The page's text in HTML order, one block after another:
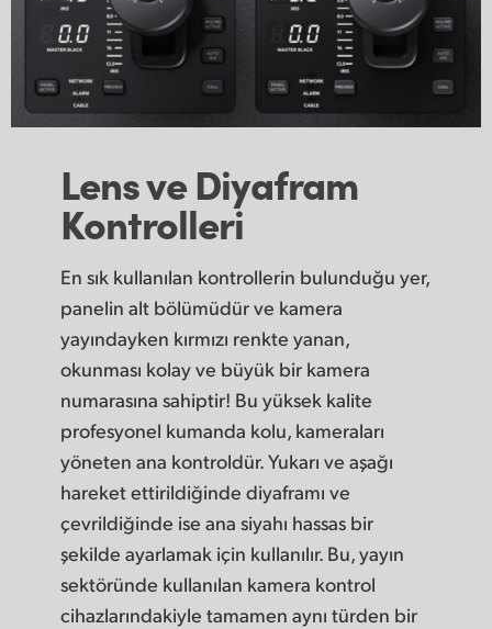
Lens ve Diyafram
Kontrolleri
En sık kullanılan kontrollerin bulunduğu yer,
panelin alt bölümüdür ve kamera
yayındayken kırmızı renkte yanan,
okunması kolay ve büyük bir kamera
numarasına sahiptir! Bu yüksek kalite
profesyonel kumanda kolu, kameraları
yöneten ana kontroldür. Yukarı ve aşağı
hareket ettirildiğinde diyaframı ve
çevrildiğinde ise ana siyahı hassas bir
şekilde ayarlamak için kullanılır. Bu, yayın
sektöründe kullanılan kamera kontrol
cihazlarındakiyle tamamen aynı türden bir